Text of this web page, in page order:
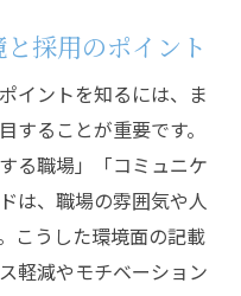
て求人を選ぶ方法
極める採用ポイン
びで重視すべき環
めの求人広告活用
採用のポイント
イントを知るには、ま
することが重要です。
る職場」「コミュニケ
は、職場の雰囲気や人
こうした環境面の記載
軽減やモチベーション